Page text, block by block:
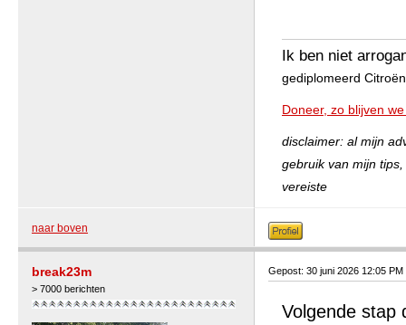
Ik ben niet
gediplomeerd
Doneer, zo blijven
disclaimer: al mijn
gebruik van mijn
vereiste
naar boven
break23m
> 7000 berichten
Gepost: 30 juni 2026 12:05 PM
Volgende stap